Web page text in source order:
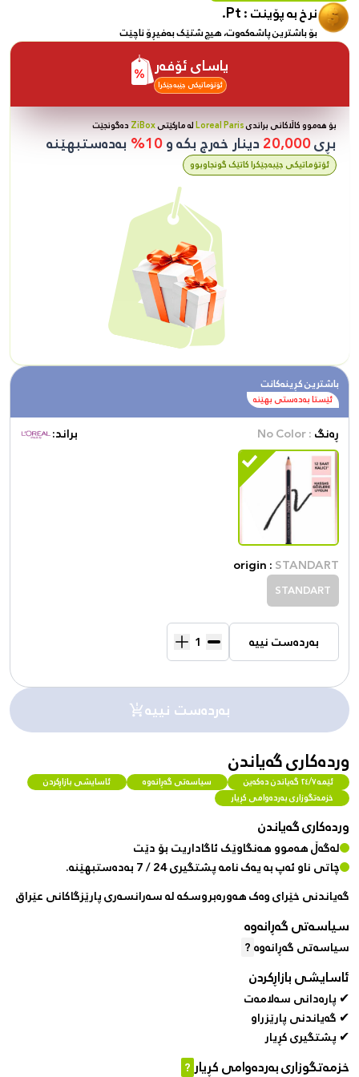
نرخ بە پۆینت :Pt.
بۆ باشترین پاشەکەوت، هیچ شتێک بەفیڕۆ ناچێت
یاسای ئۆفەر
ئۆتۆماتیکی جێبەجێکرا
بۆ هەموو کاڵاکانی براندیLoreal Parisلە مارکێتیZiBox دەگونجێت
بڕی20,000دینار خەرج بکە و10% بەدەستبهێنە
ئۆتۆماتیکی جێبەجێکرا کاتێک گونجاوبوو
باشترین کڕینەکانت
ئێستا بەدەستی بهێنە
ڕەنگ: No Color براند:
origin :STANDART
STANDART
بەردەست نییە
بەردەست نییە
وردەکاری گەیاندن
ئێمە ٢٤/٧ گەیاندن دەکەین سیاسەتی گەڕانەوە
ئاسایشی بازاڕکردن
خزمەتگوزاری بەردەوامی کڕیار
وردەکاری گەیاندن
لەگەڵ هەموو هەنگاوێک ئاگاداریت بۆ دێت
چاتی ناو ئەپ بە یەک نامە پشتگیری 24 / 7 بەدەستبهێنە.
گەیاندنی خێرای وەک هەورەبروسکە لە سەرانسەری پارێزگاکانی عێراق
سیاسەتی گەڕانەوە
سیاسەتی گەڕانەوە?
ئاسایشی بازاڕکردن
✔ پارەدانی سەلامەت
✔ گەیاندنی پارێزراو
✔ پشتگیری کڕیار
خزمەتگوزاری بەردەوامی کڕیار?